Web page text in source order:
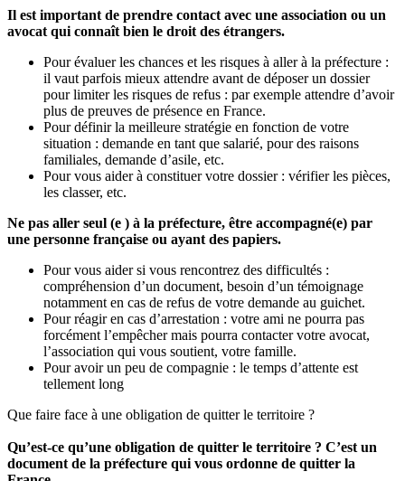
Il est important de prendre contact avec une association ou un
avocat qui connaît bien le droit des étrangers.
Pour évaluer les chances et les risques à aller à la préfecture :
il vaut parfois mieux attendre avant de déposer un dossier
pour limiter les risques de refus : par exemple attendre d’avoir
plus de preuves de présence en France.
Pour définir la meilleure stratégie en fonction de votre
situation : demande en tant que salarié, pour des raisons
familiales, demande d’asile, etc.
Pour vous aider à constituer votre dossier : vérifier les pièces,
les classer, etc.
Ne pas aller seul (e ) à la préfecture, être accompagné(e) par
une personne française ou ayant des papiers.
Pour vous aider si vous rencontrez des difficultés :
compréhension d’un document, besoin d’un témoignage
notamment en cas de refus de votre demande au guichet.
Pour réagir en cas d’arrestation : votre ami ne pourra pas
forcément l’empêcher mais pourra contacter votre avocat,
l’association qui vous soutient, votre famille.
Pour avoir un peu de compagnie : le temps d’attente est
tellement long
Que faire face à une obligation de quitter le territoire ?
Qu’est-ce qu’une obligation de quitter le territoire ? C’est un
document de la préfecture qui vous ordonne de quitter la